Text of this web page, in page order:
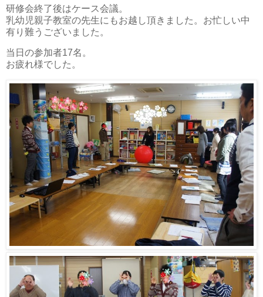
研修会終了後はケース会議。
乳幼児親子教室の先生にもお越し頂きました。お忙しい中
有り難うございました。
当日の参加者17名。
お疲れ様でした。